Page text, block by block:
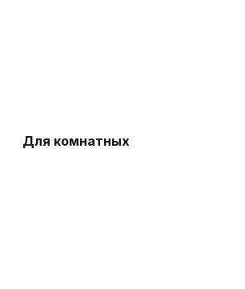
Для комнатных